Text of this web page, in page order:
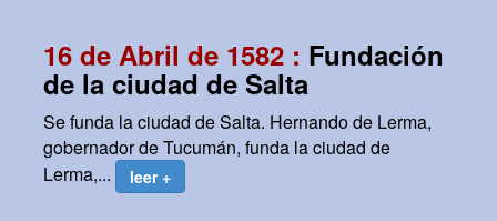
16 de Abril de 1582 : Fundación
de la ciudad de Salta
Se funda la ciudad de Salta. Hernando de Lerma,
gobernador de Tucumán, funda la ciudad de
Lerma,...
leer +